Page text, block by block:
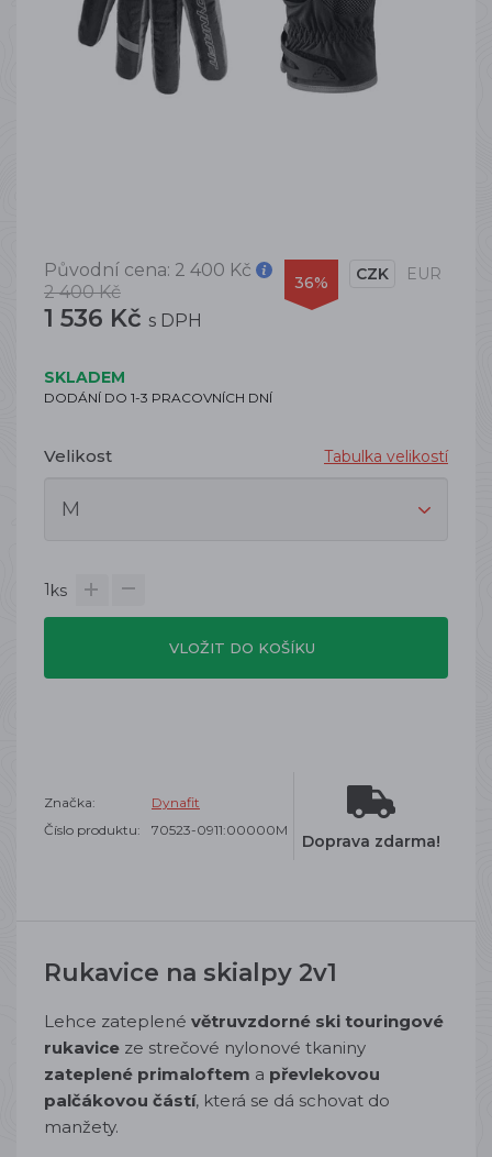
Původní cena: 2 400 Kč
2 400 Kč
1 536 Kč s DPH
36% CZK EUR
SKLADEM
DODÁNÍ DO 1-3 PRACOVNÍCH DNÍ
Velikost Tabulka velikostí
1ks
VLOŽIT DO KOŠÍKU
Značka:
Dynafit
Číslo produktu:
70523-0911:00000M
Doprava zdarma!
Rukavice na skialpy 2v1
Lehce zateplené větruvzdorné ski touringové
rukavice ze strečové nylonové tkaniny
zateplené primaloftem a převlekovou
palčákovou částí, která se dá schovat do
manžety.